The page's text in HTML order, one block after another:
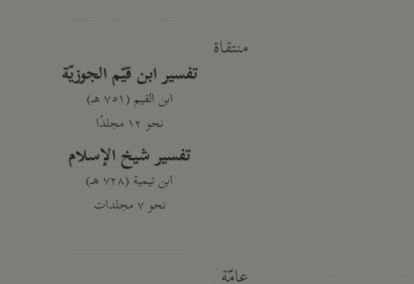
منتقاة
تفسير ابن قيّم الجوزيّة
ابن القيم (٧٥١ هـ)
نحو ١٢ مجلدًا
تفسير شيخ الإسلام
ابن تيمية (٧٢٨ هـ)
نحو ٧ مجلدات